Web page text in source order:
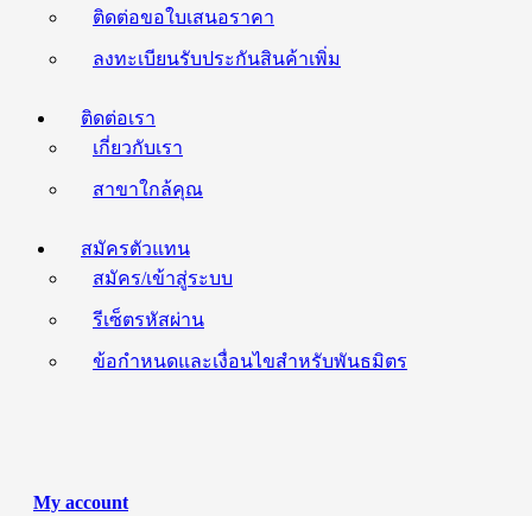
ติดต่อขอใบเสนอราคา
ลงทะเบียนรับประกันสินค้าเพิ่ม
ติดต่อเรา
เกี่ยวกับเรา
สาขาใกล้คุณ
สมัครตัวแทน
สมัคร/เข้าสู่ระบบ
รีเซ็ตรหัสผ่าน
ข้อกำหนดและเงื่อนไขสำหรับพันธมิตร
My account